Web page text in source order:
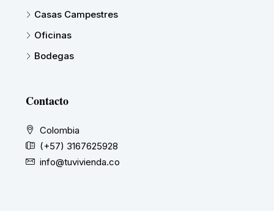
Casas Campestres
Oficinas
Bodegas
Contacto
Colombia
(+57) 3167625928
info@tuvivienda.co